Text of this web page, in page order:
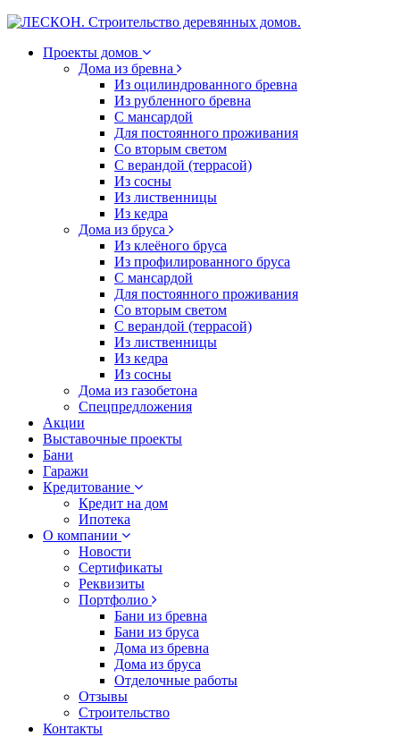
Проекты домов
Дома из бревна
Из оцилиндрованного бревна
Из рубленного бревна
С мансардой
Для постоянного проживания
Со вторым светом
С верандой (террасой)
Из сосны
Из лиственницы
Из кедра
Дома из бруса
Из клеёного бруса
Из профилированного бруса
С мансардой
Для постоянного проживания
Со вторым светом
С верандой (террасой)
Из лиственницы
Из кедра
Из сосны
Дома из газобетона
Спецпредложения
Акции
Выставочные проекты
Бани
Гаражи
Кредитование
Кредит на дом
Ипотека
О компании
Новости
Сертификаты
Реквизиты
Портфолио
Бани из бревна
Бани из бруса
Дома из бревна
Дома из бруса
Отделочные работы
Отзывы
Строительство
Контакты